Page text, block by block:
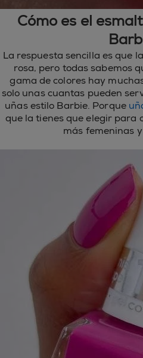
Cómo es el
La respuesta sencilla es que
rosa, pero todas sabemos
gama de colores hay
solo unas cuantas pueden
uñas estilo Barbie. Porque
que la tienes que elegir para
más femeninas